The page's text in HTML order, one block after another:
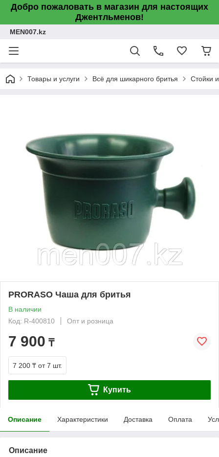
Добро пожаловать в магазин для настоящих
Джентльменов!
MEN007.kz
Товары и услуги Всё для шикарного бритья Стойки
PRORASO Чаша для бритья
В наличии
Код: R-400810
Опт и розница
7 900 ₸
7 200 ₸ от 7 шт.
Купить
Описание Характеристики Доставка Оплата
Описание